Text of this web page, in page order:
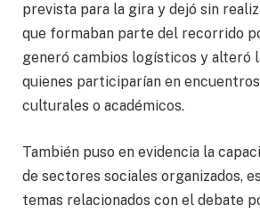
prevista para la gira y dejó sin
que formaban parte del recorrido
generó cambios logísticos y alteró
quienes participarían en
culturales o académicos.
También puso en evidencia la
de sectores sociales organizados,
temas relacionados con el debate